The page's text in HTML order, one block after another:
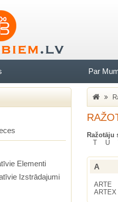
Par
Elementi
Izstrādajumi
Ražotāju
T
U
A
ARTE
ARTEX